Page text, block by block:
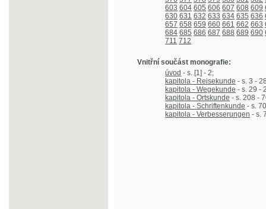
- s. [1] - 2;
kapitola - Reisekunde- s. 3 - 28;
kapitola - Wegekunde- s. 29 - 207;
kapitola - Ortskunde- s. 208 - 701;
kapitola - Schriftenkunde
kapitola - Verbesserungen